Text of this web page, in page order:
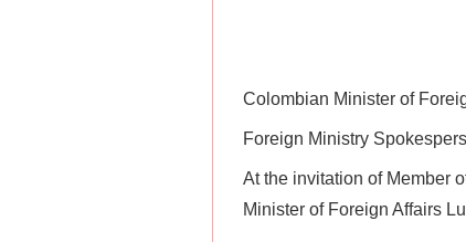
Colombian Minister of
Foreign Ministry
At the invitation of Member
Minister of Foreign Affairs
这是一记警钟！